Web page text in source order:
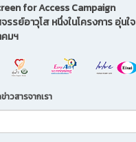
for Access Campaign
รรย์อาวุโส หนึ่งในโครงการ อุ่นใจ
มฯ
วสารจากเรา